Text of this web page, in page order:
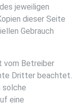
jeweiligen
dieser Seite
Gebrauch
vom Betreiber
Dritter beachtet.
solche
eine